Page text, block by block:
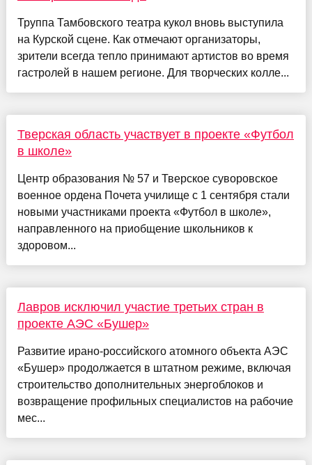
Труппа Тамбовского театра кукол вновь выступила
на Курской сцене. Как отмечают организаторы,
зрители всегда тепло принимают артистов во время
гастролей в нашем регионе. Для творческих колле...
Тверская область участвует в проекте «Футбол
в школе»
Центр образования № 57 и Тверское суворовское
военное ордена Почета училище с 1 сентября стали
новыми участниками проекта «Футбол в школе»,
направленного на приобщение школьников к
здоровом...
Лавров исключил участие третьих стран в
проекте АЭС «Бушер»
Развитие ирано-российского атомного объекта АЭС
«Бушер» продолжается в штатном режиме, включая
строительство дополнительных энергоблоков и
возвращение профильных специалистов на рабочие
мес...